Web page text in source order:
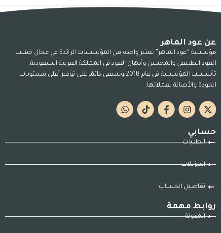
عن عود الماهر
مؤسسة “عود الماهر” تعتبر واحدة من المؤسسات الرائدة في مجال خشب
العود الطبيعي والمحسن وأدهان العود في المملكة العربية السعودية.
تأسست المؤسسة في عام 2018 وتسعى دائمًا على توفير أعلى مستويات
الجودة والأصالة لعملائها.
حسابي
الطلبات
التنزيلات
تفاصيل الحساب
روابط مهمة
المدونة